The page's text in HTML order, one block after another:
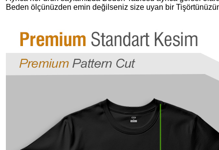
Beden ölçünüzden emin değilseniz size uyan bir